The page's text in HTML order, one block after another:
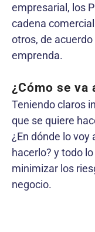
empresarial, los
cadena
otros, de
emprenda.
¿Cómo se va
Teniendo claros
que se quiere
¿En dónde lo voy
hacerlo? y todo
minimizar los
negocio.